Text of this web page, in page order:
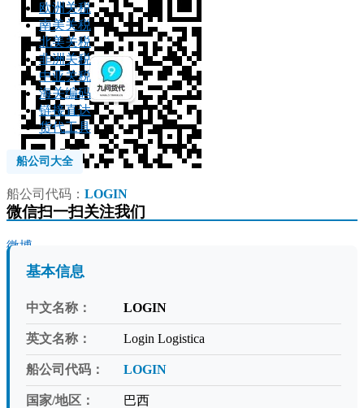
微信扫一扫关注我们
微博
欧洲关税
南美关税
北美关税
非洲关税
中亚关税
海关编码
链接直达
货代工具
船公司大全
船公司代码： LOGIN
基本信息
中文名称： LOGIN
英文名称： Login Logistica
船公司代码： LOGIN
国家/地区： 巴西